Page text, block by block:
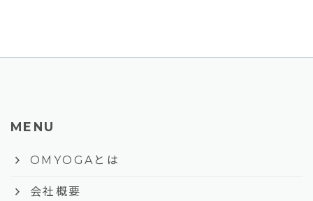
MENU
keyboard_arrow_right OMYOGAとは
keyboard_arrow_right 会社概要